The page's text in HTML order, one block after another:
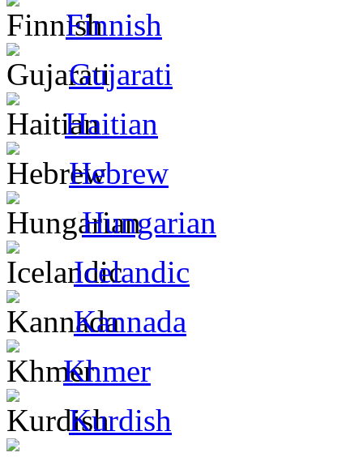
Finnish
Gujarati
Haitian
Hebrew
Hungarian
Icelandic
Kannada
Khmer
Kurdish